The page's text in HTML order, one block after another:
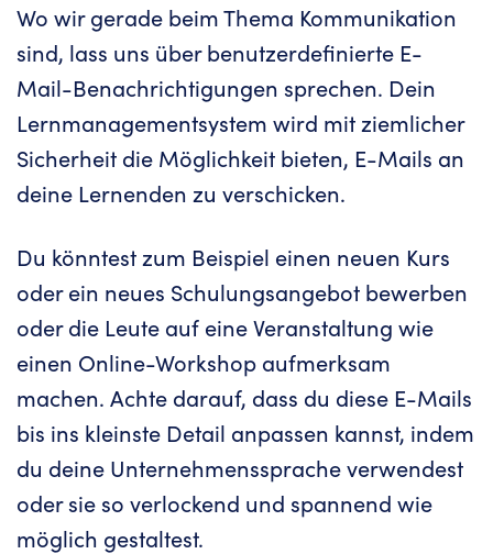
Wo wir gerade beim Thema Kommunikation
sind, lass uns über benutzerdefinierte E-
Mail-Benachrichtigungen sprechen. Dein
Lernmanagementsystem wird mit ziemlicher
Sicherheit die Möglichkeit bieten, E-Mails an
deine Lernenden zu verschicken.
Du könntest zum Beispiel einen neuen Kurs
oder ein neues Schulungsangebot bewerben
oder die Leute auf eine Veranstaltung wie
einen Online-Workshop aufmerksam
machen. Achte darauf, dass du diese E-Mails
bis ins kleinste Detail anpassen kannst, indem
du deine Unternehmenssprache verwendest
oder sie so verlockend und spannend wie
möglich gestaltest.